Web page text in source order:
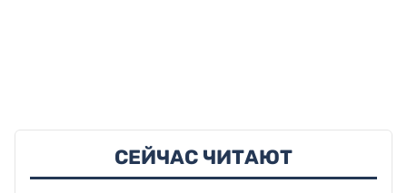
СЕЙЧАС ЧИТАЮТ